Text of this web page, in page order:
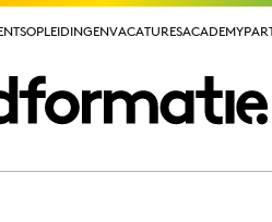
OPLEIDINGENVACATURESACADEMY
OPLEIDINGENVACATURESACADEMY